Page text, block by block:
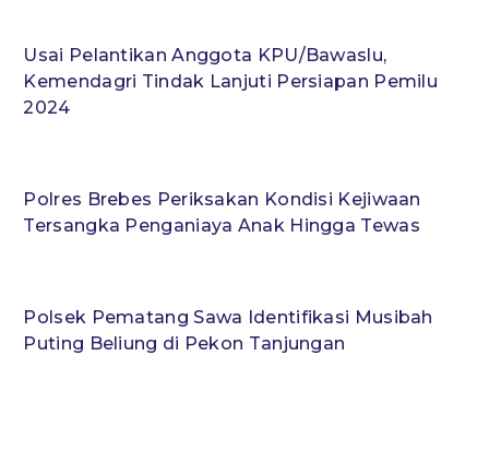
Usai Pelantikan Anggota KPU/Bawaslu,
Kemendagri Tindak Lanjuti Persiapan Pemilu
2024
Polres Brebes Periksakan Kondisi Kejiwaan
Tersangka Penganiaya Anak Hingga Tewas
Polsek Pematang Sawa Identifikasi Musibah
Puting Beliung di Pekon Tanjungan